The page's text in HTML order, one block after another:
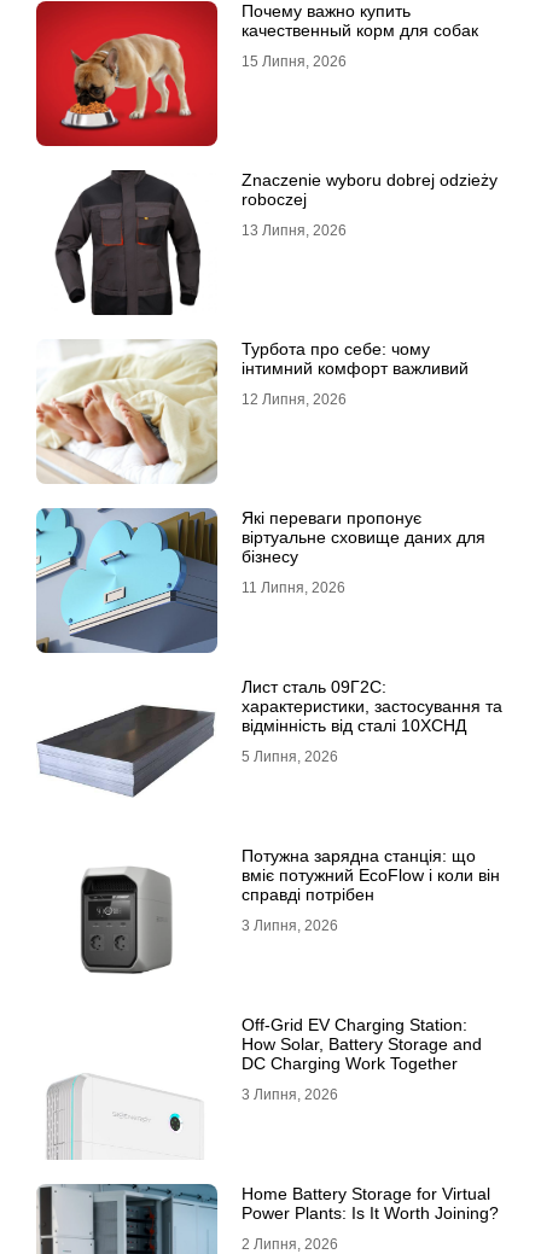
Почему важно купить
качественный корм для собак
15 Липня, 2026
Znaczenie wyboru dobrej odzieży
roboczej
13 Липня, 2026
Турбота про себе: чому
інтимний комфорт важливий
12 Липня, 2026
Які переваги пропонує
віртуальне сховище даних для
бізнесу
11 Липня, 2026
Лист сталь 09Г2С:
характеристики, застосування та
відмінність від сталі 10ХСНД
5 Липня, 2026
Потужна зарядна станція: що
вміє потужний EcoFlow і коли він
справді потрібен
3 Липня, 2026
Off-Grid EV Charging Station:
How Solar, Battery Storage and
DC Charging Work Together
3 Липня, 2026
Home Battery Storage for Virtual
Power Plants: Is It Worth Joining?
2 Липня, 2026